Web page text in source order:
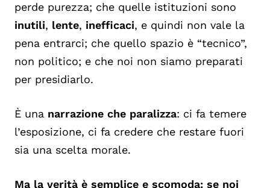
perde purezza; che quelle istituzioni sono
inutili, lente, inefficaci, e quindi non vale la
pena entrarci; che quello spazio è “tecnico”,
non politico; e che noi non siamo preparati
per presidiarlo.
È una narrazione che paralizza: ci fa temere
l’esposizione, ci fa credere che restare fuori
sia una scelta morale.
Ma la verità è semplice e scomoda: se noi